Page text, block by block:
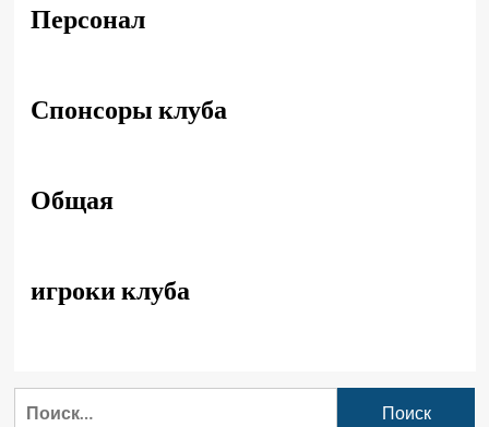
Персонал
Спонсоры клуба
Общая
игроки клуба